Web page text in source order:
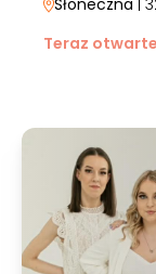
Słoneczna |
Teraz otwarte